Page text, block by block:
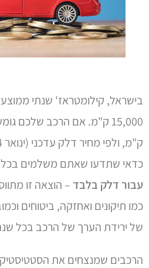
בישראל, קילומטראז' שנתי
כדאי שתדעו שאתם משלמים בכל שנה
עבור דלק בלבד – הוצאה זו
כמו תיקונים ואחזקה, ביטוחים
של ירידת הערך של הרכב בכל
הרכבים שמנצחים את